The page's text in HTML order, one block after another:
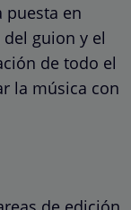
puesta en
guion y el
de todo el
la música con